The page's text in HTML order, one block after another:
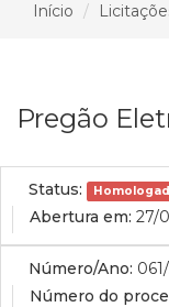
Início
Pregão
Status:
Abertura em: 27/
Número/Ano:
Número do